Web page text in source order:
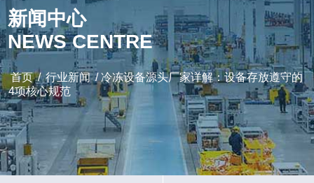
新闻中心
NEWS CENTRE
首页/行业新闻/ 冷冻设备源头厂家详解：设备存放遵守的
4项核心规范